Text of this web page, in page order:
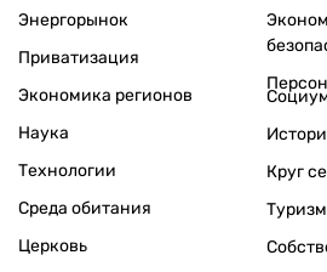
Энергорынок
Приватизация
Экономика регионов
Наука
Технологии
Среда обитания
Церковь
Круг
Туризм